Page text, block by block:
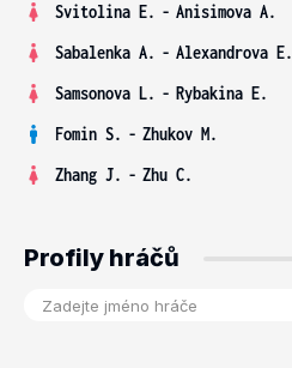
Svitolina E. - Anisimova A.
Sabalenka A. - Alexandrova E.
Samsonova L. - Rybakina E.
Fomin S. - Zhukov M.
Zhang J. - Zhu C.
Profily hráčů